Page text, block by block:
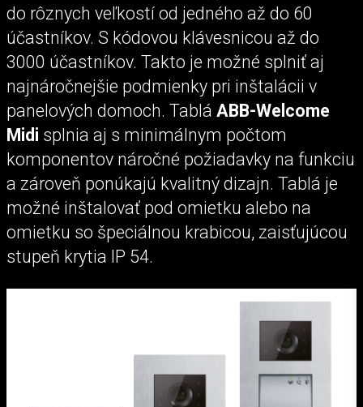
do rôznych veľkostí od jedného až do 60
účastníkov. S kódovou klávesnicou až do
3000 účastníkov. Takto je možné splniť aj
najnáročnejšie podmienky pri inštalácii v
panelových domoch. Tablá ABB-Welcome
Midi splnia aj s minimálnym počtom
komponentov náročné požiadavky na funkciu
a zároveň ponúkajú kvalitný dizajn. Tablá je
možné inštalovať pod omietku alebo na
omietku so špeciálnou krabicou, zaisťujúcou
stupeň krytia IP 54.